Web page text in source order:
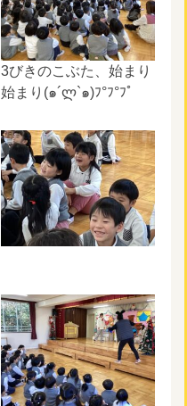
3びきのこぶた、始まり
始まり(๑´ლ`๑)ﾌ°ﾌ°ﾌﾟ